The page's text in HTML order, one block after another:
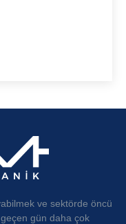
ve sektörde öncü
gün daha çok